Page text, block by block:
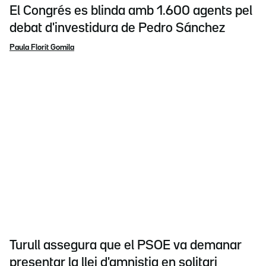
El Congrés es blinda amb 1.600 agents pel
debat d'investidura de Pedro Sánchez
Paula Florit Gomila
Turull assegura que el PSOE va demanar
presentar la llei d'amnistia en solitari